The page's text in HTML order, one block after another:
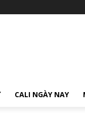
CALI NGÀY NAY